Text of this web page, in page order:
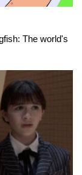
The world's